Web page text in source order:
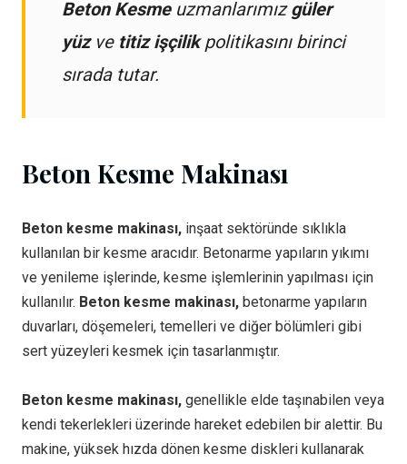
Beton Kesmeuzmanlarımızgüler
yüzve titiz işçilikpolitikasını birinci
sırada tutar.
Beton Kesme Makinası
Beton kesme makinası, inşaat sektöründe sıklıkla
kullanılan bir kesme aracıdır. Betonarme yapıların yıkımı
ve yenileme işlerinde, kesme işlemlerinin yapılması için
kullanılır. Beton kesme makinası, betonarme yapıların
duvarları, döşemeleri, temelleri ve diğer bölümleri gibi
sert yüzeyleri kesmek için tasarlanmıştır.
Beton kesme makinası, genellikle elde taşınabilen veya
kendi tekerlekleri üzerinde hareket edebilen bir alettir. Bu
makine, yüksek hızda dönen kesme diskleri kullanarak